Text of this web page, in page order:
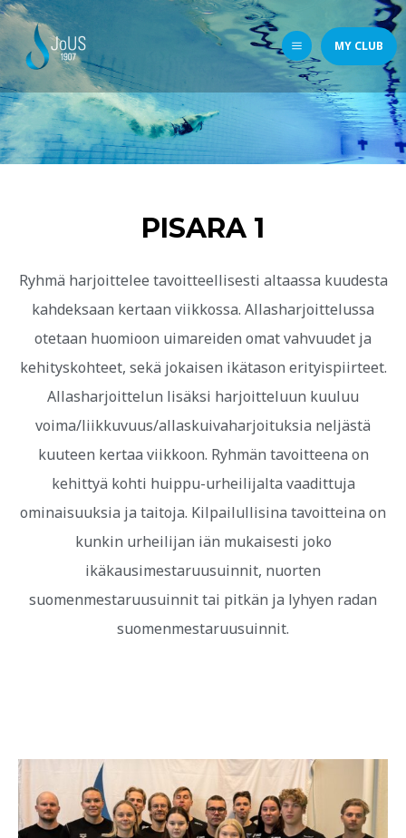
MY CLUB
PISARA 1
Ryhmä harjoittelee tavoitteellisesti altaassa kuudesta
kahdeksaan kertaan viikkossa. Allasharjoittelussa
otetaan huomioon uimareiden omat vahvuudet ja
kehityskohteet, sekä jokaisen ikätason erityispiirteet.
Allasharjoittelun lisäksi harjoitteluun kuuluu
voima/liikkuvuus/allaskuivaharjoituksia neljästä
kuuteen kertaa viikkoon. Ryhmän tavoitteena on
kehittyä kohti huippu-urheilijalta vaadittuja
ominaisuuksia ja taitoja. Kilpailullisina tavoitteina on
kunkin urheilijan iän mukaisesti joko
ikäkausimestaruusuinnit, nuorten
suomenmestaruusuinnit tai pitkän ja lyhyen radan
suomenmestaruusuinnit.